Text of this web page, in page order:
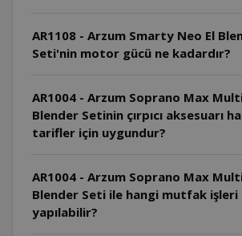
AR1108 - Arzum Smarty Neo El
Seti'nin motor gücü ne kadardır?
AR1004 - Arzum Soprano Max
Blender Setinin çırpıcı aksesuarı
tarifler için uygundur?
AR1004 - Arzum Soprano Max
Blender Seti ile hangi mutfak işleri
yapılabilir?